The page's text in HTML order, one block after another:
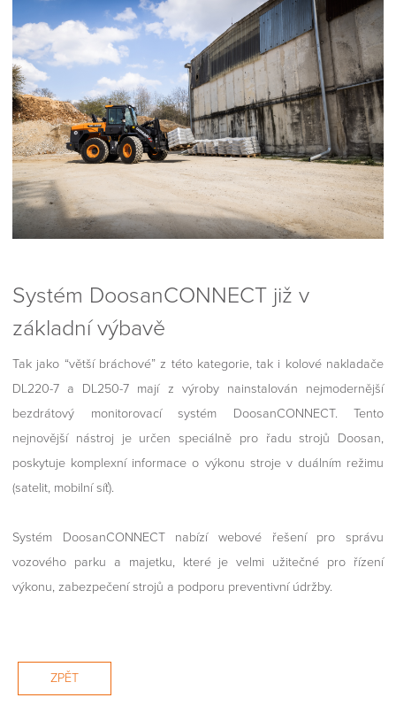
Systém DoosanCONNECT již v
základní výbavě
Tak jako “větší bráchové” z této kategorie, tak i kolové nakladače
DL220-7 a DL250-7 mají z výroby nainstalován nejmodernější
bezdrátový monitorovací systém DoosanCONNECT. Tento
nejnovější nástroj je určen speciálně pro řadu strojů Doosan,
poskytuje komplexní informace o výkonu stroje v duálním režimu
(satelit, mobilní síť).
Systém DoosanCONNECT nabízí webové řešení pro správu
vozového parku a majetku, které je velmi užitečné pro řízení
výkonu, zabezpečení strojů a podporu preventivní údržby.
ZPĚT